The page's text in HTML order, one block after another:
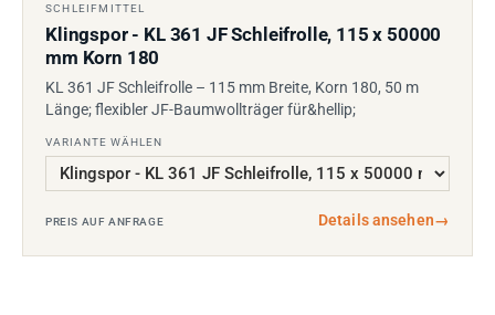
SCHLEIFMITTEL
Klingspor - KL 361 JF Schleifrolle, 115 x 50000
mm Korn 180
KL 361 JF Schleifrolle – 115 mm Breite, Korn 180, 50 m
Länge; flexibler JF-Baumwollträger für&hellip;
VARIANTE WÄHLEN
PREIS AUF ANFRAGE Details ansehen→